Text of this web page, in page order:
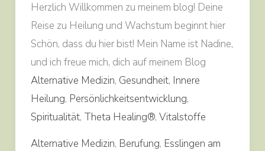
Herzlich Willkommen zu meinem blog! Deine
Reise zu Heilung und Wachstum beginnt hier
Schön, dass du hier bist! Mein Name ist Nadine,
und ich freue mich, dich auf meinem Blog
Alternative Medizin, Gesundheit, Innere
Heilung, Persönlichkeitsentwicklung,
Spiritualität, Theta Healing®, Vitalstoffe
Alternative Medizin, Berufung, Esslingen am